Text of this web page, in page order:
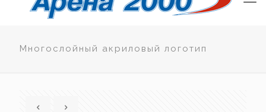
Многослойный акриловый логотип